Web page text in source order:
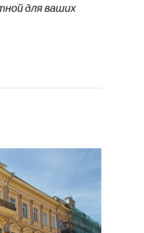
для ваших